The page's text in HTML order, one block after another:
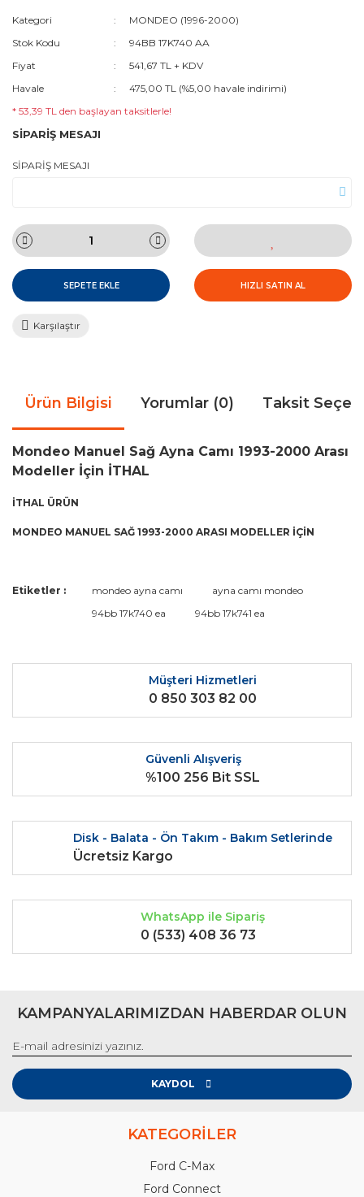
Kategori
MONDEO (1996-2000)
Stok Kodu
94BB 17K740 AA
Fiyat
541,67 TL + KDV
Havale
475,00 TL (%5,00 havale indirimi)
* 53,39 TL den başlayan taksitlerle!
SİPARİŞ MESAJI
SİPARİŞ MESAJI
SEPETE EKLE HIZLI SATIN AL
Karşılaştır
Ürün Bilgisi Yorumlar (0) Taksit
Mondeo Manuel Sağ Ayna Camı 1993-2000 Arası
Modeller İçin İTHAL
İTHAL ÜRÜN
MONDEO MANUEL SAĞ 1993-2000 ARASI MODELLER İÇİN
Bu ürüne ilk yorumu siz yapın!
Yorum Yaz
Bu ürünün fiyat bilgisi, resim, ürün açıklamalarında ve diğer
kullanarak tarafımıza iletebilirsiniz.
Ürün resmi kalitesiz, bozuk veya görüntülenemiyor.
Ürün açıklamasında eksik bilgiler bulunuyor.
Ürün bilgilerinde hatalar bulunuyor.
Ürün fiyatı diğer sitelerden daha pahalı.
Bu ürüne benzer farklı alternatifler olmalı.
Gönder
Etiketler : mondeo ayna camı
ayna camı mondeo
94bb 17k740 ea
94bb 17k741 ea
Müşteri Hizmetleri
0 850 303 82 00
Güvenli Alışveriş
%100 256 Bit SSL
Disk - Balata - Ön Takım - Bakım Setlerinde
Ücretsiz Kargo
WhatsApp ile Sipariş
0 (533) 408 36 73
KAMPANYALARIMIZDAN HABERDAR OLUN
KAYDOL
KATEGORİLER
Ford C-Max
Ford Connect